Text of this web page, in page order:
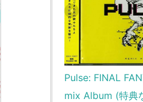
Pulse: FINAL
mix Album (特典